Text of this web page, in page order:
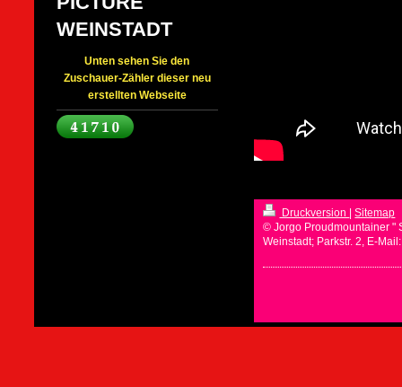
WEINSTADT
Unten sehen Sie den
Zuschauer-Zähler dieser neu
erstellten Webseite
Druckversion | Sitemap
© Jorgo Proudmountainer "
Weinstadt; Parkstr. 2, E-